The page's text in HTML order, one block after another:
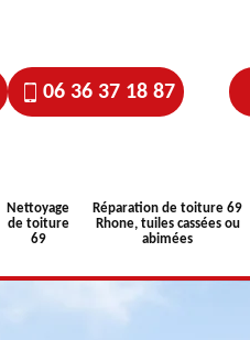
06 36 37 18 87
Nettoyage
de toiture
69
Réparation de toiture 69
Rhone, tuiles cassées ou
abimées